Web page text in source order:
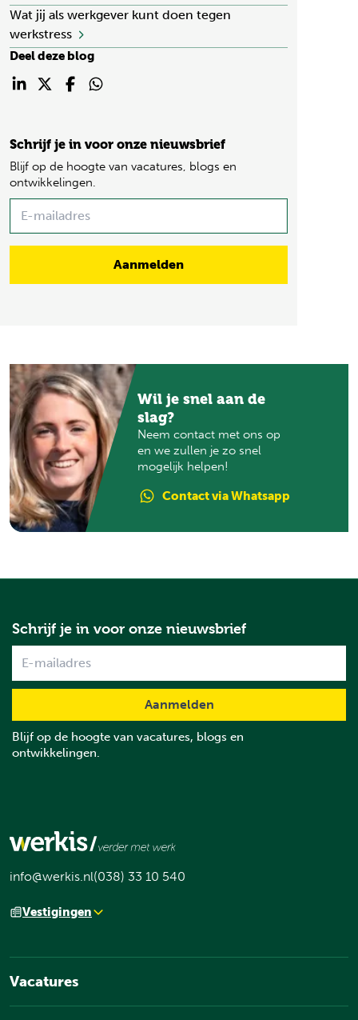
Wat jij als werkgever kunt doen tegen
werkstress
Deel deze blog
Schrijf je in voor onze nieuwsbrief
Blijf op de hoogte van vacatures, blogs en
ontwikkelingen.
Name
Wil je snel aan de
slag?
Neem contact met ons op
en we zullen je zo snel
mogelijk helpen!
Contactvia Whatsapp
Schrijf je in voor onze nieuwsbrief
Blijf op de hoogte van vacatures, blogs en
ontwikkelingen.
info@werkis.nl(038) 33 10 540
Vestigingen
Vacatures